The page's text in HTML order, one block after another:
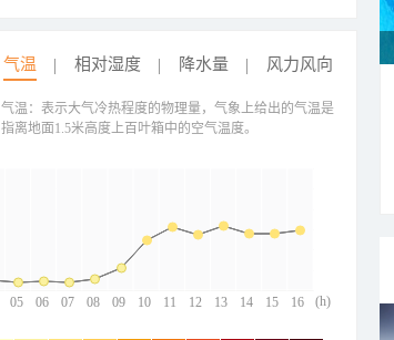
气温 相对湿度 降水量 风力风向
05 06 07 08 09 10 11 12 13 14 15 16
(h)
气温：表示大气冷热程度的物理量，气象上给出的气温是
指离地面1.5米高度上百叶箱中的空气温度。